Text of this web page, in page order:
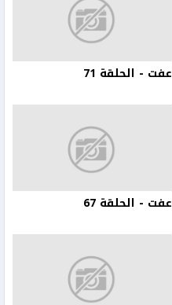
عفت - الحلقة 71
عفت - الحلقة 67